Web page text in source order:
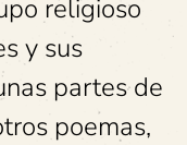
religioso
y sus
partes de
poemas,